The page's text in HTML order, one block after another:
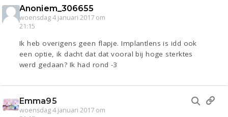
Anoniem_306655
woensdag 4 januari 2017 om
21:15
Ik heb overigens geen flapje. Implantlens is idd ook
een optie, ik dacht dat dat vooral bij hoge sterktes
werd gedaan? Ik had rond -3
Emma95
woensdag 4 januari 2017 om